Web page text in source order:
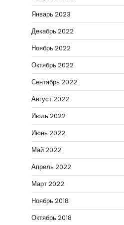
Январь 2023
Декабрь 2022
Ноябрь 2022
Октябрь 2022
Сентябрь 2022
Август 2022
Июль 2022
Июнь 2022
Май 2022
Апрель 2022
Март 2022
Ноябрь 2018
Октябрь 2018